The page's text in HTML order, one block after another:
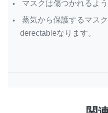
マスクは傷つかれるよう
蒸気から保護するマス
derectableなります。